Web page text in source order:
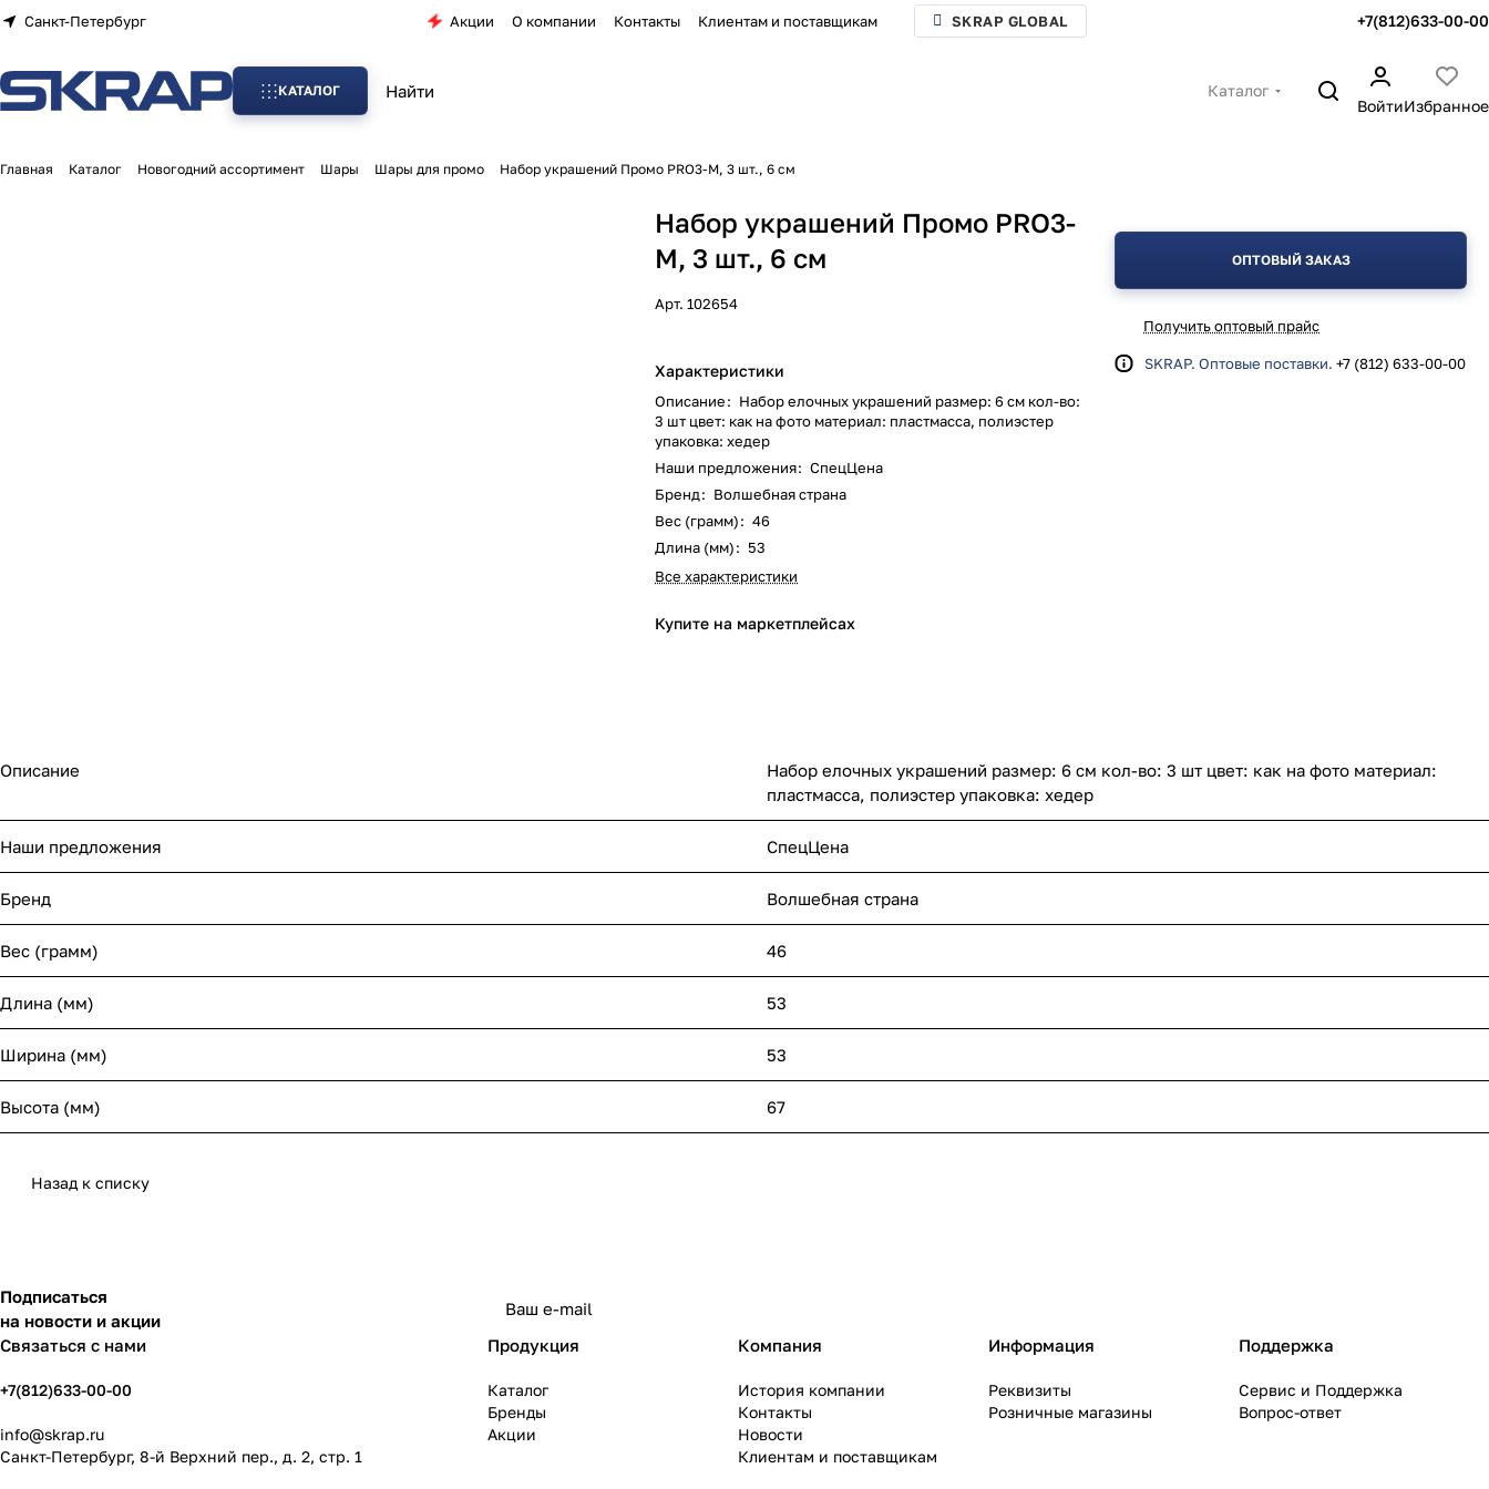
Санкт-Петербург Акции О компании Контакты Клиентам и поставщикам SKRAP GLOBAL +7(812)633-00-00
КАТАЛОГ
Каталог
ВойтиИзбранное
Главная Каталог Новогодний ассортимент Шары Шары для промо Набор украшений Промо PRO3-M, 3 шт., 6 см
Набор украшений Промо PRO3-
M, 3 шт., 6 см
Арт.102654
Характеристики
Описание: Набор елочных украшений размер: 6 см кол-во:
3 шт цвет: как на фото материал: пластмасса, полиэстер
упаковка: хедер
Наши предложения: СпецЦена
Бренд: Волшебная страна
Вес (грамм): 46
Длина (мм): 53
Все характеристики
Купите на маркетплейсах
ОПТОВЫЙ ЗАКАЗ
Получить оптовый прайс
SKRAP. Оптовые поставки. +7 (812) 633-00-00
Описание
Набор елочных украшений размер: 6 см кол-во: 3 шт цвет: как на фото материал:
пластмасса, полиэстер упаковка: хедер
Наши предложения СпецЦена
Бренд Волшебная страна
Вес (грамм) 46
Длина (мм) 53
Ширина (мм) 53
Высота (мм) 67
Назад к списку
Подписаться
на новости и акции
Связаться с нами
+7(812)633-00-00
info@skrap.ru
Санкт-Петербург, 8-й Верхний пер., д. 2, стр. 1
Продукция
Каталог
Бренды
Акции
Компания
История компании
Контакты
Новости
Клиентам и поставщикам
Информация
Реквизиты
Розничные магазины
Поддержка
Сервис и Поддержка
Вопрос-ответ